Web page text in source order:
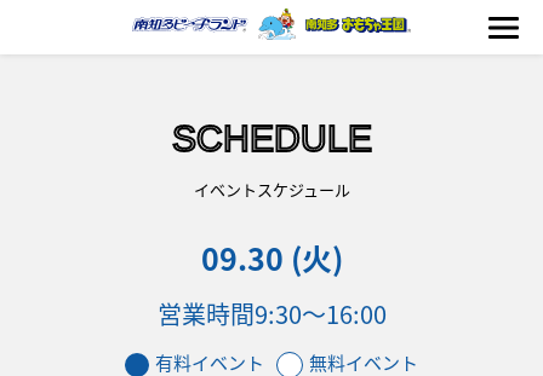
海の生きもの
おもちゃ王国
SCHEDULE
イベントスケジュール
09.30 (火)
営業時間9:30～16:00
有料イベント 無料イベント